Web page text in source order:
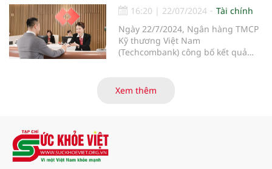
16:20 | 22/07/2024
Tài chính
Ngày 22/7/2024, Ngân hàng TMCP
Kỹ thương Việt Nam
(Techcombank) công bố kết quả
hạng mục kinh doanh cốt lõi, với
tổng thu nhập hoạt động và lợi
Xem thêm